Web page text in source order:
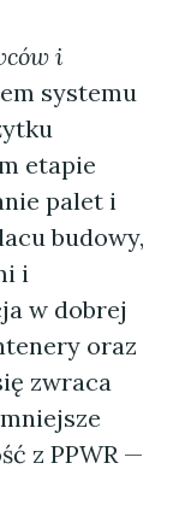
i
systemu
etapie
palet i
budowy,
i
w dobrej
oraz
zwraca
z PPWR —